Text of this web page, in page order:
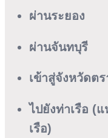
ผ่านระยอง
ผ่านจันทบุรี
เข้าสู่จังหวัดต
ไปยังท่าเรือ (
เรือ)